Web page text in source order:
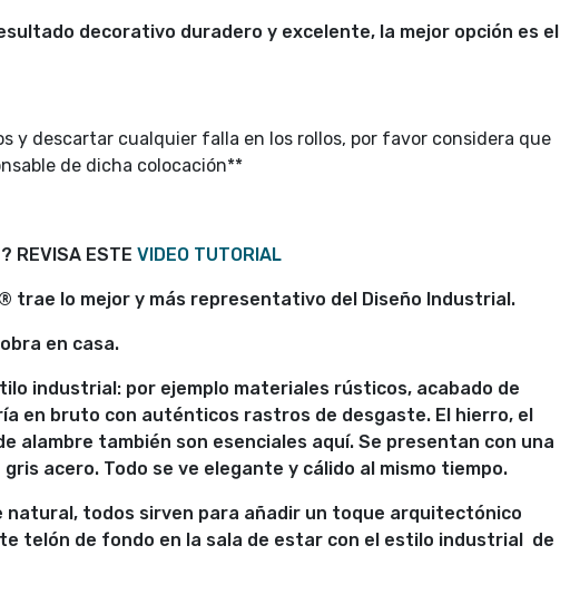
decorativo duradero y excelente, la mejor opción es el
y descartar cualquier falla en los rollos, por favor considera que
de dicha colocación**
REVISA ESTE VIDEO TUTORIAL
® trae lo mejor y más representativo del Diseño Industrial.
en casa.
industrial: por ejemplo materiales rústicos, acabado de
en bruto con auténticos rastros de desgaste. El hierro, el
alambre también son esenciales aquí. Se presentan con una
acero. Todo se ve elegante y cálido al mismo tiempo.
natural, todos sirven para añadir un toque arquitectónico
telón de fondo en la sala de estar con el estilo industrial de